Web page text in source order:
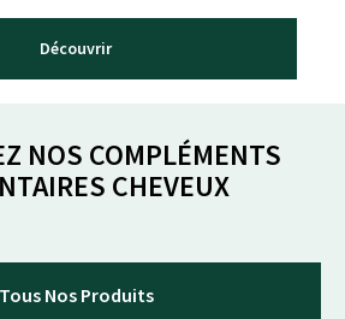
Découvrir
NOS COMPLÉMENTS
CHEVEUX
Tous Nos Produits